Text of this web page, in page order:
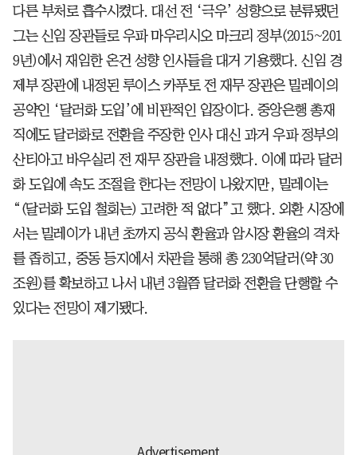
다른 부처로 흡수시켰다. 대선 전 ‘극우’ 성향으로 분류됐던
그는 신임 장관들로 우파 마우리시오 마크리 정부(2015~201
9년)에서 재임한 온건 성향 인사들을 대거 기용했다. 신임 경
제부 장관에 내정된 루이스 카푸토 전 재무 장관은 밀레이의
공약인 ‘달러화 도입’에 비판적인 입장이다. 중앙은행 총재
직에도 달러화로 전환을 주장한 인사 대신 과거 우파 정부의
산티아고 바우실리 전 재무 장관을 내정했다. 이에 따라 달러
화 도입에 속도 조절을 한다는 전망이 나왔지만, 밀레이는
“(달러화 도입 철회는) 고려한 적 없다”고 했다. 외환 시장에
서는 밀레이가 내년 초까지 공식 환율과 암시장 환율의 격차
를 좁히고, 중동 등지에서 차관을 통해 총 230억달러(약 30
조원)를 확보하고 나서 내년 3월쯤 달러화 전환을 단행할 수
있다는 전망이 제기됐다.